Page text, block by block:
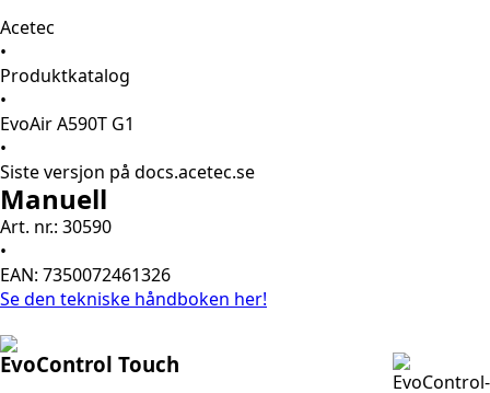
Acetec
•
Produktkatalog
•
EvoAir A590T G1
•
Siste versjon på docs.acetec.se
Manuell
Art. nr.: 30590
•
EAN: 7350072461326
Se den tekniske håndboken her!
EvoControl Touch